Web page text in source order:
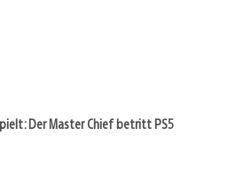
Der Master Chief betritt PS5